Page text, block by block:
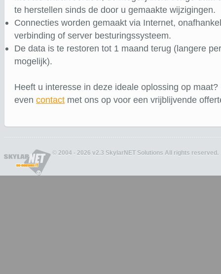
te herstellen sinds de door u gemaakte wijzigingen.
Connecties worden gemaakt via Internet,
verbinding of server besturingssysteem.
De data is te restoren tot 1 maand terug (langere
mogelijk).
Heeft u interesse in deze ideale oplossing op
even contact met ons op voor een vrijblijvende
© 2004 - 2026 v2.3 SkylarNET Solutions All rights reserved.